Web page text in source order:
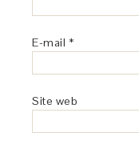
E-mail *
Site web